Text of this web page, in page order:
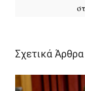
Μαθήτευσε
Σχετικά Άρθρα